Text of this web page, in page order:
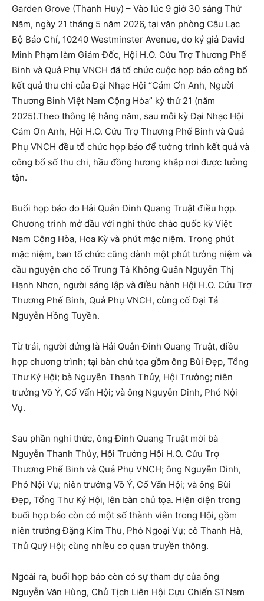
Garden Grove (Thanh Huy) – Vào lúc 9 giờ 30 sáng Thứ
Năm, ngày 21 tháng 5 năm 2026, tại văn phòng Câu Lạc
Bộ Báo Chí, 10240 Westminster Avenue, do ký giả David
Minh Phạm làm Giám Đốc, Hội H.O. Cứu Trợ Thương Phế
Binh và Quả Phụ VNCH đã tổ chức cuộc họp báo công bố
kết quả thu chi của Đại Nhạc Hội “Cám Ơn Anh, Người
Thương Binh Việt Nam Cộng Hòa” kỳ thứ 21 (năm
2025).Theo thông lệ hằng năm, sau mỗi kỳ Đại Nhạc Hội
Cám Ơn Anh, Hội H.O. Cứu Trợ Thương Phế Binh và Quả
Phụ VNCH đều tổ chức họp báo để tường trình kết quả và
công bố số thu chi, hầu đồng hương khắp nơi được tường
tận.
Buổi họp báo do Hải Quân Đinh Quang Truật điều hợp.
Chương trình mở đầu với nghi thức chào quốc kỳ Việt
Nam Cộng Hòa, Hoa Kỳ và phút mặc niệm. Trong phút
mặc niệm, ban tổ chức cũng dành một phút tưởng niệm và
cầu nguyện cho cố Trung Tá Không Quân Nguyễn Thị
Hạnh Nhơn, người sáng lập và điều hành Hội H.O. Cứu Trợ
Thương Phế Binh, Quả Phụ VNCH, cùng cố Đại Tá
Nguyễn Hồng Tuyền.
Từ trái, người đứng là Hải Quân Đinh Quang Truật, điều
hợp chương trình; tại bàn chủ tọa gồm ông Bùi Đẹp, Tổng
Thư Ký Hội; bà Nguyễn Thanh Thủy, Hội Trưởng; niên
trưởng Võ Ý, Cố Vấn Hội; và ông Nguyễn Dinh, Phó Nội
Vụ.
Sau phần nghi thức, ông Đinh Quang Truật mời bà
Nguyễn Thanh Thủy, Hội Trưởng Hội H.O. Cứu Trợ
Thương Phế Binh và Quả Phụ VNCH; ông Nguyễn Dinh,
Phó Nội Vụ; niên trưởng Võ Ý, Cố Vấn Hội; và ông Bùi
Đẹp, Tổng Thư Ký Hội, lên bàn chủ tọa. Hiện diện trong
buổi họp báo còn có một số thành viên trong Hội, gồm
niên trưởng Đặng Kim Thu, Phó Ngoại Vụ; cô Thanh Hà,
Thủ Quỹ Hội; cùng nhiều cơ quan truyền thông.
Ngoài ra, buổi họp báo còn có sự tham dự của ông
Nguyễn Văn Hùng, Chủ Tịch Liên Hội Cựu Chiến Sĩ Nam